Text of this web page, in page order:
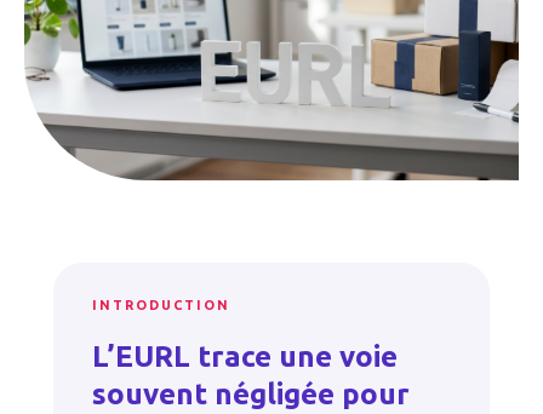
INTRODUCTION
L’EURL trace une voie
souvent négligée pour